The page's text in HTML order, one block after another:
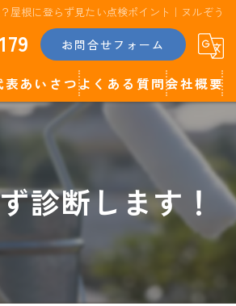
屋根に登らず見たい点検ポイント｜ヌルぞう
お問合せフォーム
表あいさつ
代表コラム
よくある質問会社概要
診断します！